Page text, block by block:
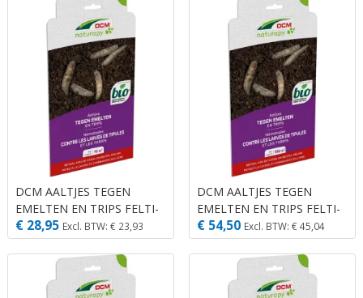
DCM AALTJES TEGEN
EMELTEN EN TRIPS FELTI-
GUARD® 10 M² (5 MIO.
AALTJES)
€ 28,95 Excl. BTW: € 23,93
DCM AALTJES TEGEN
EMELTEN EN TRIPS FELTI-
GUARD® 100 M² (50 MIO.
AALTJES)
€ 54,50 Excl. BTW: € 45,04